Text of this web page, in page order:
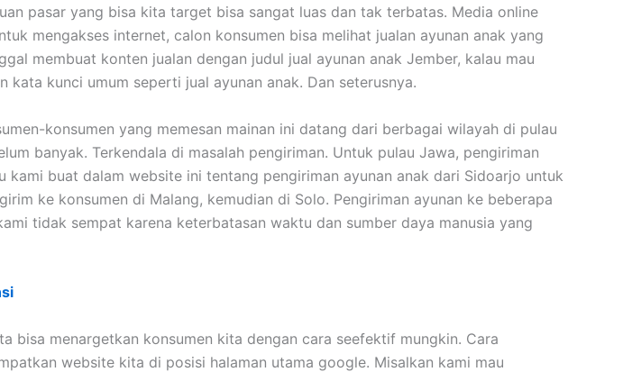
pasar yang bisa kita target bisa sangat luas dan tak terbatas. Media online
mengakses internet, calon konsumen bisa melihat jualan ayunan anak yang
membuat konten jualan dengan judul jual ayunan anak Jember, kalau mau
kunci umum seperti jual ayunan anak. Dan seterusnya.
konsumen yang memesan mainan ini datang dari berbagai wilayah di pulau
banyak. Terkendala di masalah pengiriman. Untuk pulau Jawa, pengiriman
buat dalam website ini tentang pengiriman ayunan anak dari Sidoarjo untuk
ke konsumen di Malang, kemudian di Solo. Pengiriman ayunan ke beberapa
tidak sempat karena keterbatasan waktu dan sumber daya manusia yang
bisa menargetkan konsumen kita dengan cara seefektif mungkin. Cara
website kita di posisi halaman utama google. Misalkan kami mau